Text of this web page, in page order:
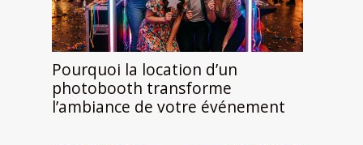
Pourquoi la location d’un
photobooth transforme
l’ambiance de votre événement